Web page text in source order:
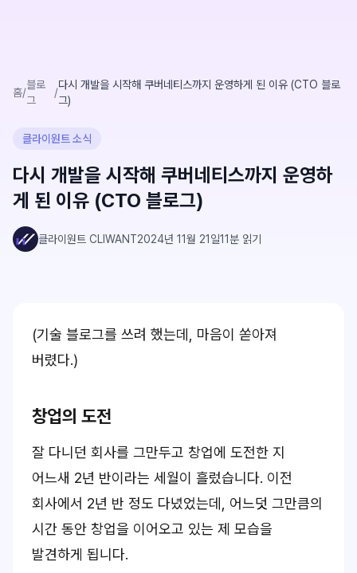
홈/
블로
그
/
다시 개발을 시작해 쿠버네티스까지 운영하게 된 이유 (CTO 블로
그)
클라이원트 소식
다시 개발을 시작해 쿠버네티스까지 운영하
게 된 이유 (CTO 블로그)
클라이원트 CLIWANT2024년 11월 21일11 분 읽기
(기술 블로그를 쓰려 했는데, 마음이 쏟아져
버렸다.)
창업의 도전
잘 다니던 회사를 그만두고 창업에 도전한 지
어느새 2년 반이라는 세월이 흘렀습니다. 이전
회사에서 2년 반 정도 다녔었는데, 어느덧 그만큼의
시간 동안 창업을 이어오고 있는 제 모습을
발견하게 됩니다.